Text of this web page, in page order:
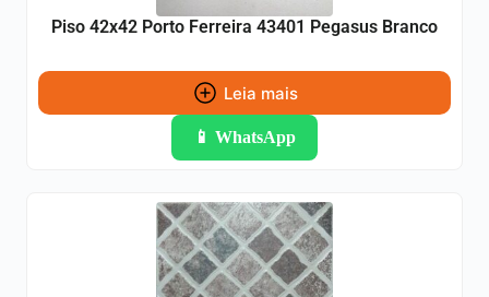
Piso 42x42 Porto Ferreira 43401 Pegasus Branco
Leia mais
📱 WhatsApp